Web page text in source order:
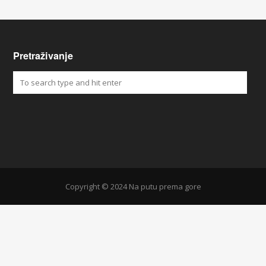
Pretraživanje
Copyright © 2024 Na putu prema gore